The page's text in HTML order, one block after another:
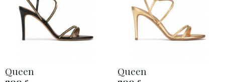
Queen Queen